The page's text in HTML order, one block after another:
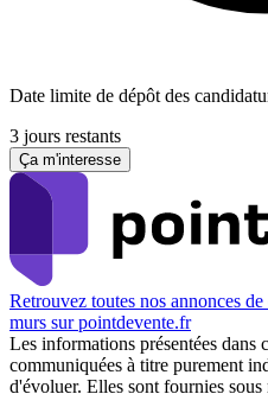
Date limite de dépôt des
3 jours restants
Ça m'interesse
Retrouvez toutes nos annonces
murs sur pointdevente.fr
Les informations présentées dans
communiquées à titre purement
d'évoluer. Elles sont fournies sous